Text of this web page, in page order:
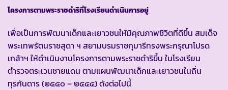
โครงการตามพระราชดำริที่โรงเรียนดำเนินการอยู่
เพื่อเป็นการพัฒนาเด็กและเยาวชนให้มีคุณภาพชีวิตที่ดีขึ้น สมเด็จ
พระเทพรัตนราชสุดา ฯ สยามบรมราชกุมารีทรงพระกรุณาโปรด
เกล้าฯ ให้ดำเนินงานโครงการตามพระราชดำริขึ้น ในโรงเรียน
ตำรวจตระเวนชายแดน ตามแผนพัฒนาเด็กและเยาวชนในถิ่น
ทุรกันดาร (๒๕๔๐ – ๒๕๔๔) ดังต่อไปนี้